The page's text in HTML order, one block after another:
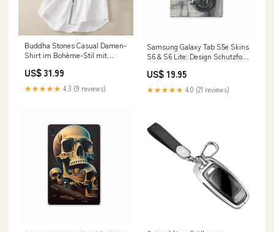
Buddha Stones Casual Damen-
Shirt im Bohème-Stil mit
und halben Ärmeln Größe:US6,
UK/AU10, EU38 (XL)
US$ 31.99
★★★★★ 4.3 (9 reviews)
Samsung Galaxy Tab S5e Skins
S6 & S6 Lite: Design Schutzfolie
Modellwahl:Galaxy Tab S5 / S5e
US$ 19.95
★★★★★ 4.0 (21 reviews)